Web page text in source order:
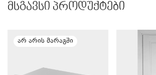
მსგავსი პროდუქტები